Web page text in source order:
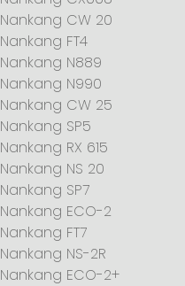
Nankang CW 20
Nankang FT4
Nankang N889
Nankang N990
Nankang CW 25
Nankang SP5
Nankang RX 615
Nankang NS 20
Nankang SP7
Nankang ECO-2
Nankang FT7
Nankang NS-2R
Nankang ECO-2+